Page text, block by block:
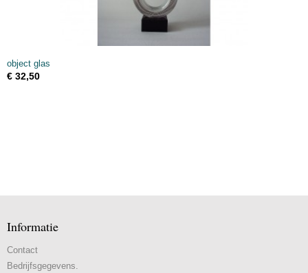
object glas
€ 32,50
Informatie
Contact
Bedrijfsgegevens.